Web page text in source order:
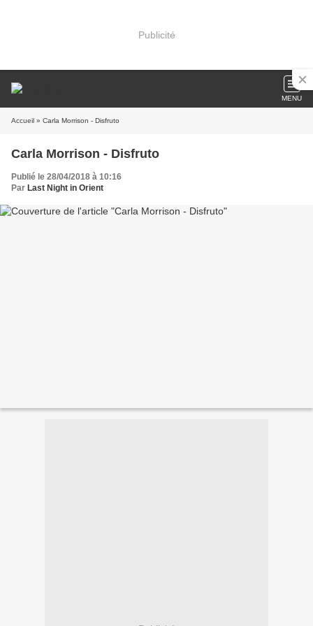
Publicité
MENU
Accueil » Carla Morrison - Disfruto
Carla Morrison - Disfruto
Publié le 28/04/2018 à 10:16
Par Last Night in Orient